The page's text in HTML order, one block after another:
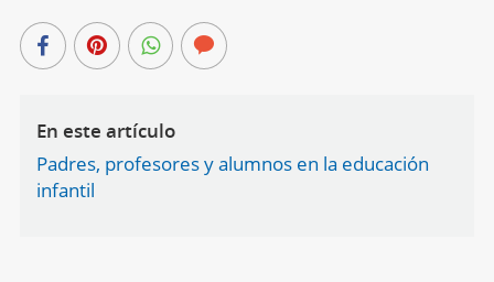
En este artículo
Padres, profesores y alumnos en la educación
infantil